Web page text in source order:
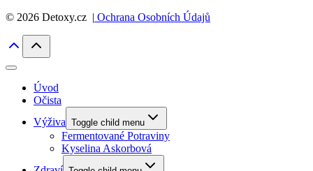
© 2026 Detoxy.cz | Ochrana Osobních Údajů
Úvod
Očista
Výživa Toggle child menu
Fermentované Potraviny
Kyselina Askorbová